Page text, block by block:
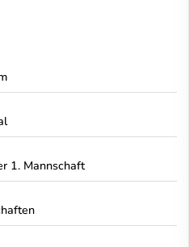
1. Mannschaft